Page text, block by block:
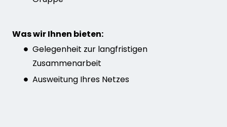
Was wir Ihnen bieten:
Gelegenheit zur langfristigen
Zusammenarbeit
Ausweitung Ihres Netzes